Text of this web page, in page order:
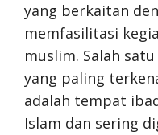
yang berkaitan
memfasilitasi
muslim. Salah
yang paling
adalah tempat
Islam dan sering